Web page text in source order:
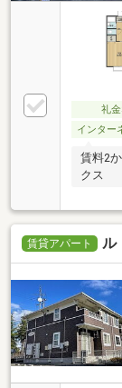
礼
インター
賃料2
クス
賃貸アパート ル